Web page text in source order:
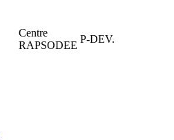
Centre
RAPSODEE
P-DEV.